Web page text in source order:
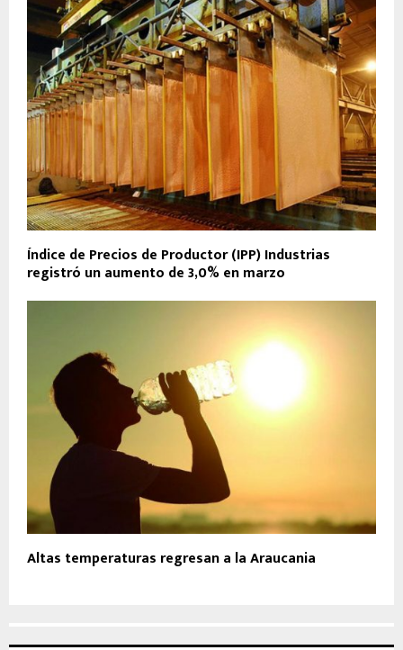
Índice de Precios de Productor (IPP) Industrias
registró un aumento de 3,0% en marzo
Altas temperaturas regresan a la Araucania